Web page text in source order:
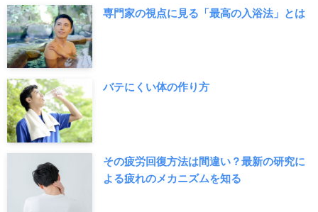
専門家の視点に見る「最高の入浴法」とは
バテにくい体の作り方
その疲労回復方法は間違い？最新の研究に
よる疲れのメカニズムを知る